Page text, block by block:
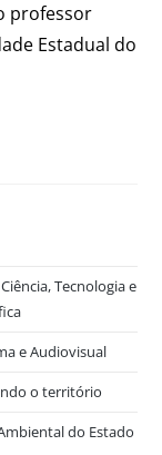
professor
Estadual do
Tecnologia e
e Audiovisual
o território
do Estado